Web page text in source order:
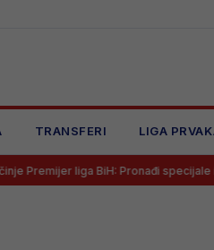
TRANSFERI LIGA
BiH: Pronađi specijale i iskoristi